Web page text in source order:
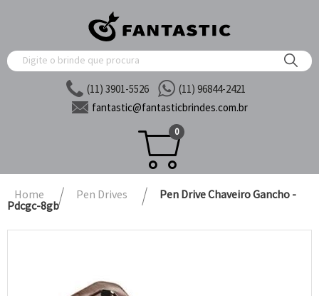
(11) 3901-5526
(11) 96844-2421
fantastic@fantasticbrindes.com.br
0
Home Pen Drives
Pen Drive Chaveiro Gancho -
Pdcgc-8gb